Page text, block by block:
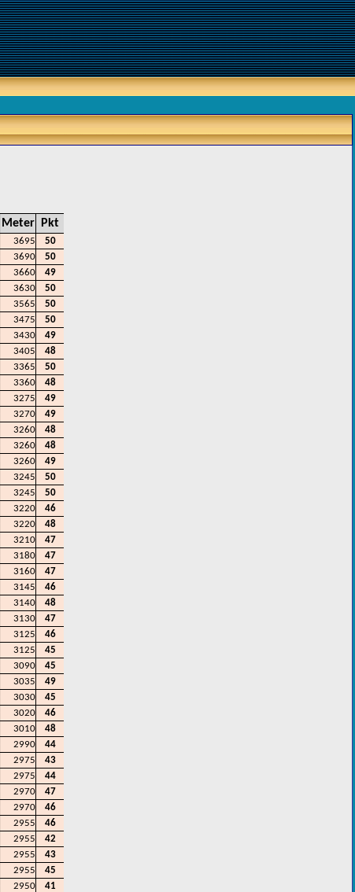
Meter Pkt
3695
50
3690
50
3660
49
3630
50
3565
50
3475
50
3430
49
3405
48
3365
50
3360
48
3275
49
3270
49
3260
48
3260
48
3260
49
3245
50
3245
50
3220
46
3220
48
3210
47
3180
47
3160
47
3145
46
3140
48
3130
47
3125
46
3125
45
3090
45
3035
49
3030
45
3020
46
3010
48
2990
44
2975
43
2975
44
2970
47
2970
46
2955
46
2955
42
2955
43
2955
45
2950
41